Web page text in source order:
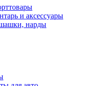
и аксессуары
нарды